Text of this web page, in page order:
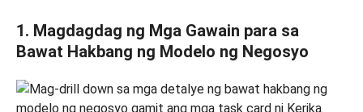
1. Magdagdag ng Mga Gawain para sa
Bawat Hakbang ng Modelo ng Negosyo